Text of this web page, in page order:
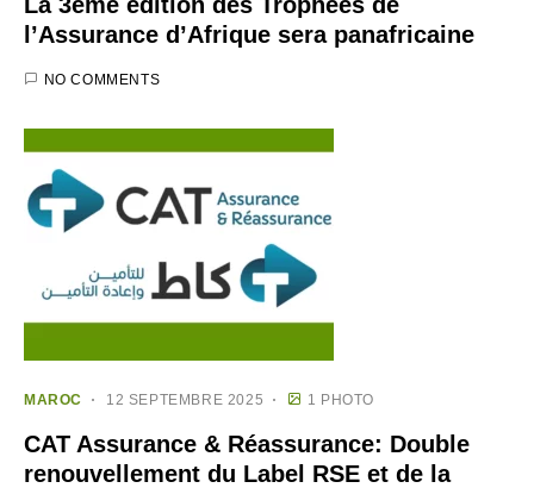
l’Assurance d’Afrique sera panafricaine
NO COMMENTS
MAROC 12 SEPTEMBRE 2025 1 PHOTO
CAT Assurance & Réassurance: Double
renouvellement du Label RSE et de la